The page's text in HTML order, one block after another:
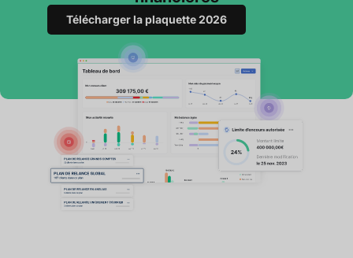
Télécharger la plaquette 2026